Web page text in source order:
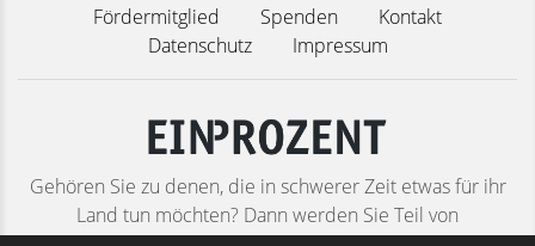
Fördermitglied
Spenden
Kontakt
Datenschutz
Impressum
Gehören Sie zu denen, die in schwerer Zeit etwas für ihr
Land tun möchten? Dann werden Sie Teil von